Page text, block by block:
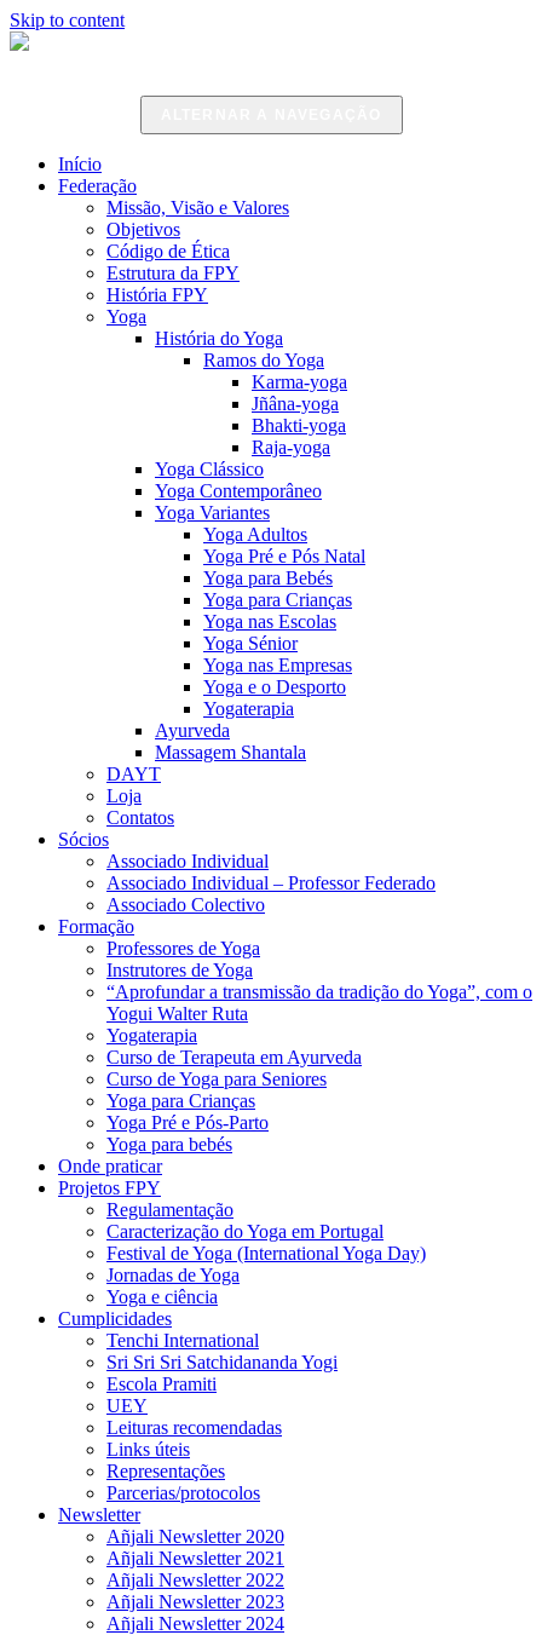
Skip to content
Início
Federação
Missão, Visão e Valores
Objetivos
Código de Ética
Estrutura da FPY
História FPY
Yoga
História do Yoga
Ramos do Yoga
Karma-yoga
Jñâna-yoga
Bhakti-yoga
Raja-yoga
Yoga Clássico
Yoga Contemporâneo
Yoga Variantes
Yoga Adultos
Yoga Pré e Pós Natal
Yoga para Bebés
Yoga para Crianças
Yoga nas Escolas
Yoga Sénior
Yoga nas Empresas
Yoga e o Desporto
Yogaterapia
Ayurveda
Massagem Shantala
DAYT
Loja
Contatos
Sócios
Associado Individual
Associado Individual – Professor Federado
Associado Colectivo
Formação
Professores de Yoga
Instrutores de Yoga
“Aprofundar a transmissão da tradição do Yoga”, com o
Yogui Walter Ruta
Yogaterapia
Curso de Terapeuta em Ayurveda
Curso de Yoga para Seniores
Yoga para Crianças
Yoga Pré e Pós-Parto
Yoga para bebés
Onde praticar
Projetos FPY
Regulamentação
Caracterização do Yoga em Portugal
Festival de Yoga (International Yoga Day)
Jornadas de Yoga
Yoga e ciência
Cumplicidades
Tenchi International
Sri Sri Sri Satchidananda Yogi
Escola Pramiti
UEY
Leituras recomendadas
Links úteis
Representações
Parcerias/protocolos
Newsletter
Añjali Newsletter 2020
Añjali Newsletter 2021
Añjali Newsletter 2022
Añjali Newsletter 2023
Añjali Newsletter 2024